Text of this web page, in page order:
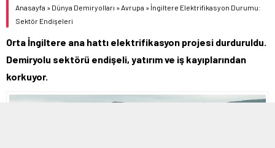
Anasayfa » Dünya Demiryolları »Avrupa » İngiltere Elektrifikasyon Durumu:
Sektör Endişeleri
Orta İngiltere ana hattı elektrifikasyon projesi durduruldu.
Demiryolu sektörü endişeli, yatırım ve iş kayıplarından
korkuyor.